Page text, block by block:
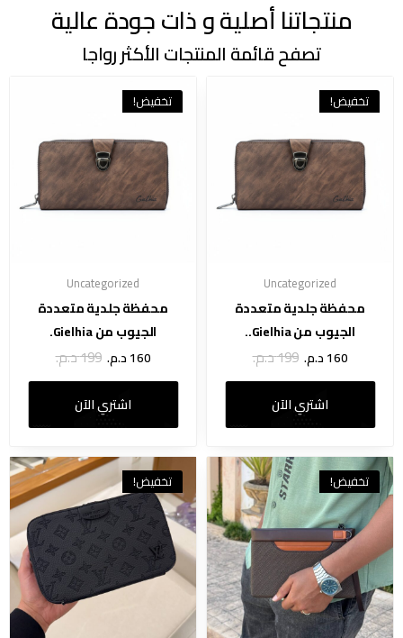
منتجاتنا أصلية و ذات جودة عالية
تصفح قائمة المنتجات الأكثر رواجا
تخفيض!
Uncategorized
محفظة جلدية متعددة
الجيوب من Gielhia..
160د.م. 199د.م.
اشتري الآن
تخفيض!
Uncategorized
محفظة جلدية متعددة
الجيوب من Gielhia.
160د.م. 199د.م.
اشتري الآن
تخفيض! تخفيض!